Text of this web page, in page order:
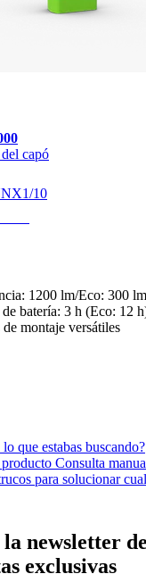
capó
10
1200 lm/Eco: 300 lm
batería: 3 h (Eco: 12
montaje versátiles
que estabas buscando?
Consulta
para solucionar
la newsletter
exclusivas